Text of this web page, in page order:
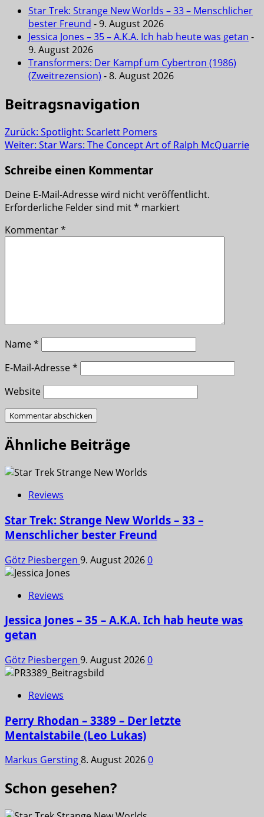
Star Trek: Strange New Worlds – 33 – Menschlicher
bester Freund - 9. August 2026
Jessica Jones – 35 – A.K.A. Ich hab heute was getan -
9. August 2026
Transformers: Der Kampf um Cybertron (1986)
(Zweitrezension) - 8. August 2026
Beitragsnavigation
Zurück: Spotlight: Scarlett Pomers
Weiter: Star Wars: The Concept Art of Ralph McQuarrie
Schreibe einen Kommentar
Deine E-Mail-Adresse wird nicht veröffentlicht.
Erforderliche Felder sind mit* markiert
Kommentar*
Name*
E-Mail-Adresse*
Website
Ähnliche Beiträge
Reviews
Star Trek: Strange New Worlds – 33 –
Menschlicher bester Freund
Götz Piesbergen 9. August 20260
Reviews
Jessica Jones – 35 – A.K.A. Ich hab heute was
getan
Götz Piesbergen 9. August 20260
Reviews
Perry Rhodan – 3389 – Der letzte
Mentalstabile (Leo Lukas)
Markus Gersting8. August 20260
Schon gesehen?